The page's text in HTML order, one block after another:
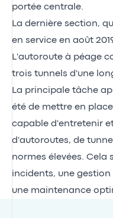
portée centrale.
La dernière section,
en service en août
L'autoroute à péage
trois tunnels d'une
La principale tâche
été de mettre en
capable d'entretenir
d'autoroutes, de
normes élevées. Cela
incidents, une
une maintenance